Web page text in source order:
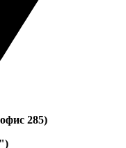
285)